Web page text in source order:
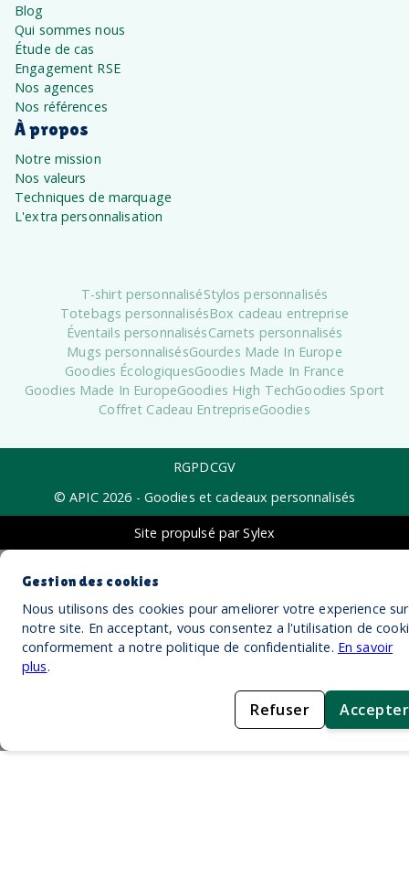
Blog
Qui sommes nous
Étude de cas
Engagement RSE
Nos agences
Nos références
À propos
Notre mission
Nos valeurs
Techniques de marquage
L'extra personnalisation
T-shirt personnaliséStylos personnalisés
Totebags personnalisésBox cadeau entreprise
Éventails personnalisésCarnets personnalisés
Mugs personnalisésGourdes Made In Europe
Goodies ÉcologiquesGoodies Made In France
Goodies Made In EuropeGoodies High TechGoodies Sport
Coffret Cadeau EntrepriseGoodies
RGPDCGV
© APIC 2026 - Goodies et cadeaux personnalisés
Site propulsé par Sylex
Gestion des cookies
Nous utilisons des cookies pour ameliorer votre experience sur
notre site. En acceptant, vous consentez a l'utilisation de
conformement a notre politique de confidentialite. En savoir
plus.
Refuser Accepter